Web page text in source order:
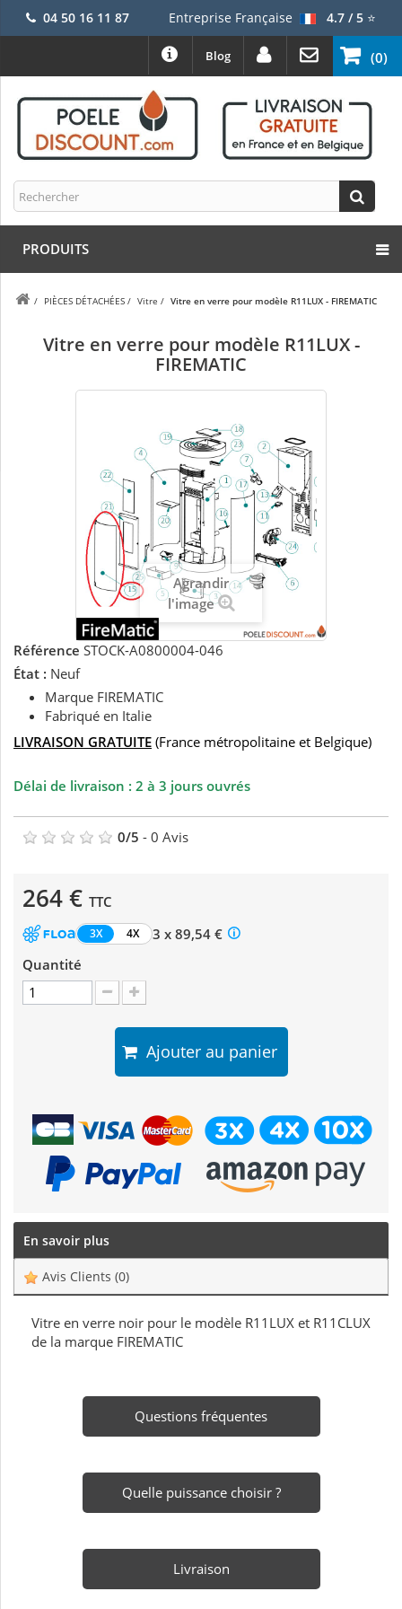
04 50 16 11 87 Entreprise Française 4.7 / 5⭐
(0)
Blog
PRODUITS
/ PIÈCES DÉTACHÉES / Vitre / Vitre en verre pour modèle R11LUX - FIREMATIC
Vitre en verre pour modèle R11LUX -
FIREMATIC
Agrandir
l'image
Référence STOCK-A0800004-046
État : Neuf
Marque FIREMATIC
Fabriqué en Italie
LIVRAISON GRATUITE (France métropolitaine et Belgique)
Délai de livraison : 2 à 3 jours ouvrés
0/5 - 0 Avis
264 € TTC
3X 4X
3 x 89,54 €
Quantité
Ajouter au panier
En savoir plus
Avis Clients (0)
Vitre en verre noir pour le modèle R11LUX et R11CLUX
de la marque FIREMATIC
Questions fréquentes
Quelle puissance choisir ?
Livraison